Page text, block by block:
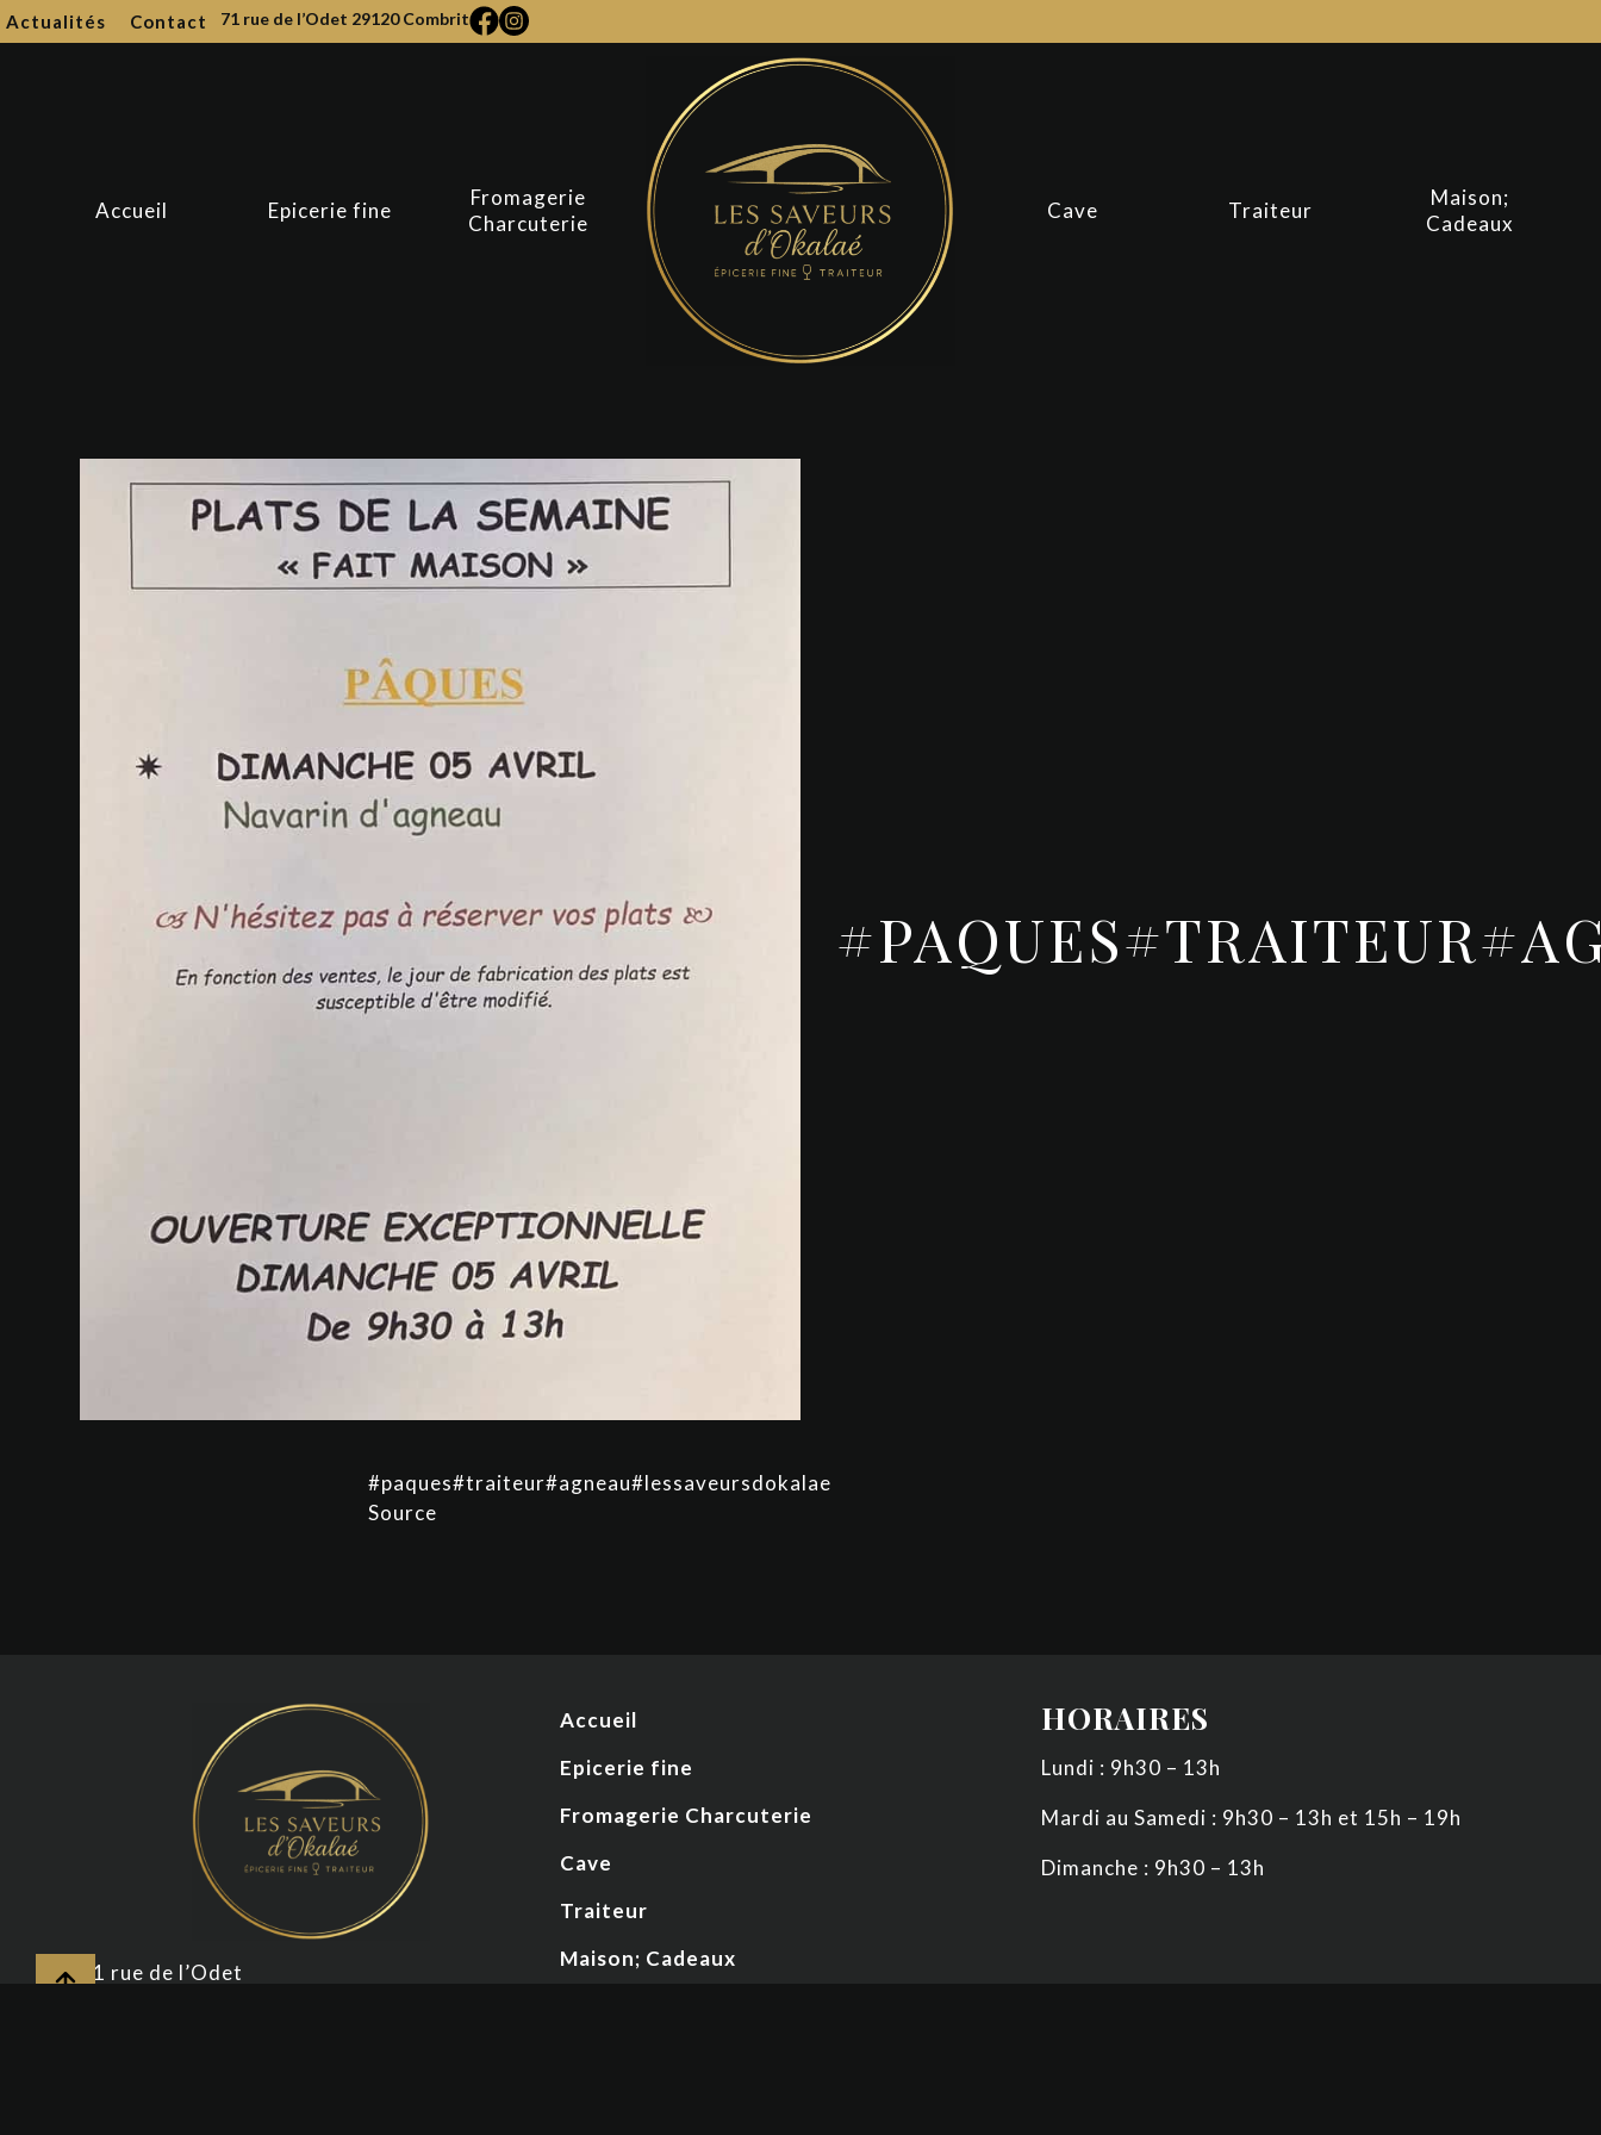
Actualités Contact 71 rue de l’Odet 29120 Combrit
Accueil Epicerie fine
Fromagerie
Charcuterie
Cave Traiteur
Maison;
Cadeaux
#paques#traiteur#agneau#lessaveursdokalae
Source
71 rue de l’Odet
Accueil
Epicerie fine
Fromagerie Charcuterie
Cave
Traiteur
Maison; Cadeaux
HORAIRES
Lundi : 9h30 – 13h
Mardi au Samedi : 9h30 – 13h et 15h – 19h
Dimanche : 9h30 – 13h